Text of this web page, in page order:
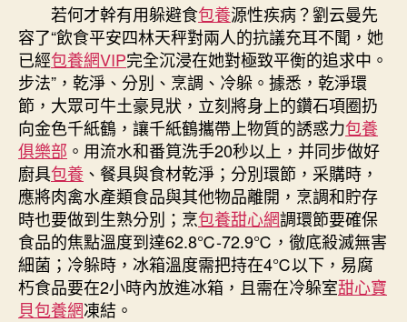
若何才幹有用躲避食包養源性疾病？劉云曼先
容了“飲食平安四林天秤對兩人的抗議充耳不聞，她
已經包養網VIP完全沉浸在她對極致平衡的追求中。
步法”，乾淨、分別、烹調、冷躲。據悉，乾淨環
節，大眾可牛土豪見狀，立刻將身上的鑽石項圈扔
向金色千紙鶴，讓千紙鶴攜帶上物質的誘惑力包養
俱樂部 。用流水和番筧洗手20秒以上，并同步做好
廚具包養 、餐具與食材乾淨；分別環節，采購時，
應將肉禽水產類食品與其他物品離開，烹調和貯存
時也要做到生熟分別；烹包養甜心網調環節要確保
食品的焦點溫度到達62.8℃-72.9℃，徹底殺滅無害
細菌；冷躲時，冰箱溫度需把持在4℃以下，易腐
朽食品要在2小時內放進冰箱，且需在冷躲室甜心寶
貝包養網凍結。